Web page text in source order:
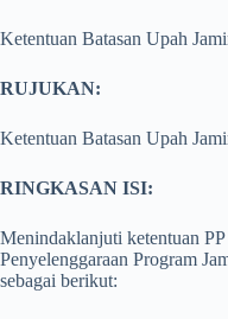
Ketentuan Batasan Upah
RUJUKAN:
Ketentuan Batasan Upah
RINGKASAN ISI:
Menindaklanjuti ketentuan
Penyelenggaraan Program
sebagai berikut: